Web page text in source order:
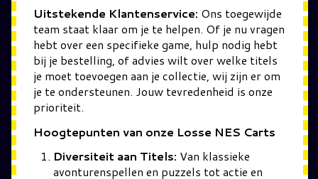
Uitstekende Klantenservice: Ons toegewijde
team staat klaar om je te helpen. Of je nu vragen
hebt over een specifieke game, hulp nodig hebt
bij je bestelling, of advies wilt over welke titels
je moet toevoegen aan je collectie, wij zijn er om
je te ondersteunen. Jouw tevredenheid is onze
prioriteit.
Hoogtepunten van onze Losse NES Carts
Diversiteit aan Titels: Van klassieke
avonturenspellen en puzzels tot actie en